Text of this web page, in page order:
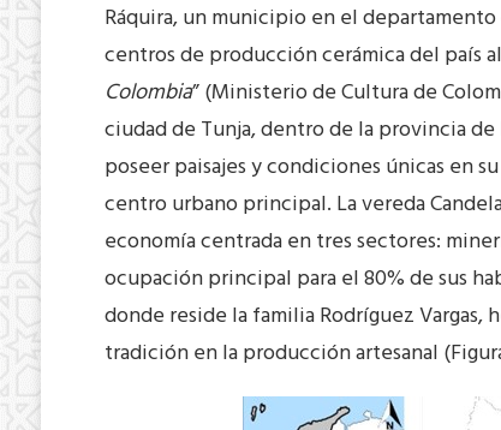
Ráquira, un municipio en el
centros de producción cerámica del país
Colombia” (Ministerio de Cultura de
ciudad de Tunja, dentro de la provincia
poseer paisajes y condiciones únicas en
centro urbano principal. La vereda
economía centrada en tres sectores:
ocupación principal para el 80% de sus
donde reside la familia Rodríguez
tradición en la producción artesanal